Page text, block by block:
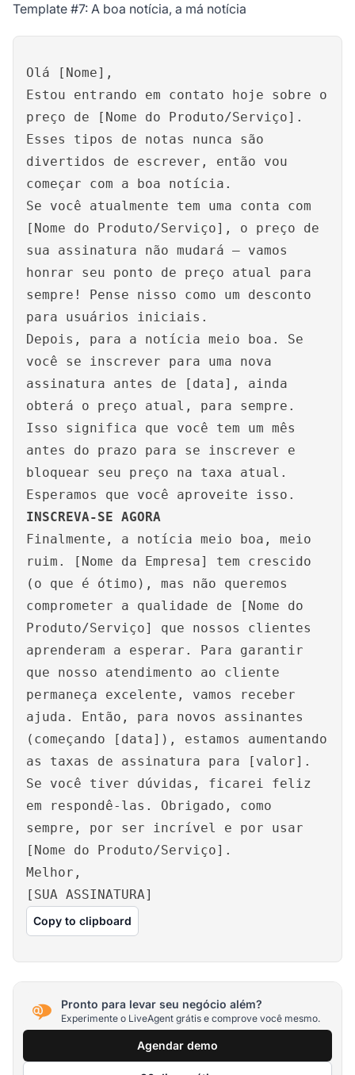
Template #7: A boa notícia, a má notícia
Olá [Nome],
Estou entrando em contato hoje sobre o
preço de [Nome do Produto/Serviço].
Esses tipos de notas nunca são
divertidos de escrever, então vou
começar com a boa notícia.
Se você atualmente tem uma conta com
[Nome do Produto/Serviço], o preço de
sua assinatura não mudará – vamos
honrar seu ponto de preço atual para
sempre! Pense nisso como um desconto
para usuários iniciais.
Depois, para a notícia meio boa. Se
você se inscrever para uma nova
assinatura antes de [data], ainda
obterá o preço atual, para sempre.
Isso significa que você tem um mês
antes do prazo para se inscrever e
bloquear seu preço na taxa atual.
Esperamos que você aproveite isso.
INSCREVA-SE AGORA
Finalmente, a notícia meio boa, meio
ruim. [Nome da Empresa] tem crescido
(o que é ótimo), mas não queremos
comprometer a qualidade de [Nome do
Produto/Serviço] que nossos clientes
aprenderam a esperar. Para garantir
que nosso atendimento ao cliente
permaneça excelente, vamos receber
ajuda. Então, para novos assinantes
(começando [data]), estamos aumentando
as taxas de assinatura para [valor].
Se você tiver dúvidas, ficarei feliz
em respondê-las. Obrigado, como
sempre, por ser incrível e por usar
[Nome do Produto/Serviço].
Melhor,
[SUA ASSINATURA]
Copy to clipboard
Pronto para levar seu negócio além?
Experimente o LiveAgent grátis e comprove você mesmo.
Agendar demo